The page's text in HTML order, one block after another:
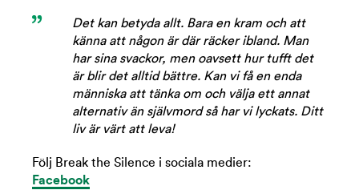
Det kan betyda allt. Bara en kram och att
känna att någon är där räcker ibland. Man
har sina svackor, men oavsett hur tufft det
är blir det alltid bättre. Kan vi få en enda
människa att tänka om och välja ett annat
alternativ än självmord så har vi lyckats. Ditt
liv är värt att leva!
Följ Break the Silence i sociala medier:
Facebook